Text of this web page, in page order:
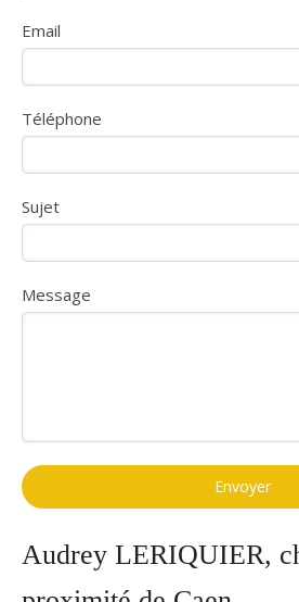
Email
Téléphone
Sujet
Message
Envoyer
Audrey LERIQUIER,